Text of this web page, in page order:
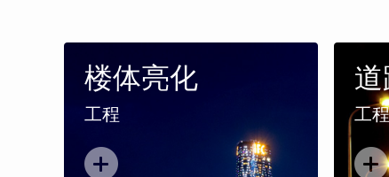
楼体亮化
工程 工